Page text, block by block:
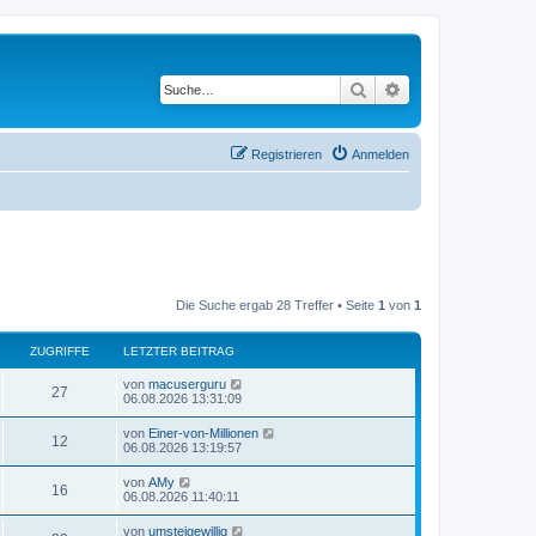
Suche
Anmelden
Registrieren
Die Suche ergab 28 Treffer • Seite 1 von 1
ZUGRIFFE LETZTER BEITRAG
27
u
i
L
e
t
e
r
B
e
i
t
von macuserguru
06.08.2026 13:31:09
12
u
L
e
t
e
r
B
von Einer-von-Millionen
06.08.2026 13:19:57
16
u
L
e
von AMy
06.08.2026 11:40:11
L
von umsteigewillig